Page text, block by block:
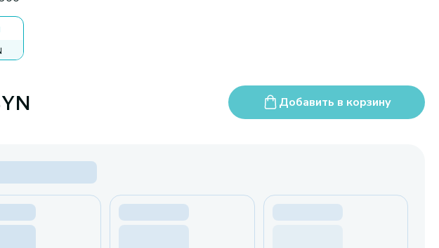
Добавить в корзину